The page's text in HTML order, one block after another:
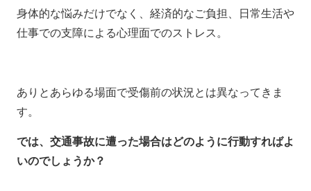
身体的な悩みだけでなく、経済的なご負担、日常生活や
仕事での支障による心理面でのストレス。
ありとあらゆる場面で受傷前の状況とは異なってきま
す。
では、交通事故に遭った場合はどのように行動すればよ
いのでしょうか？